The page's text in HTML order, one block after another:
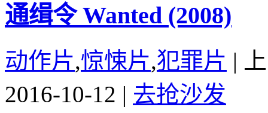
通缉令 Wanted (2008)
动作片,惊悚片,犯罪片 |
2016-10-12 | 去抢沙发